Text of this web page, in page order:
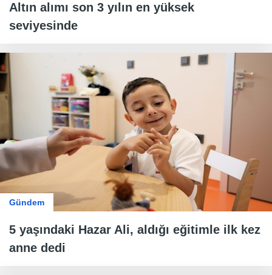
Altın alımı son 3 yılın en yüksek
seviyesinde
Gündem
5 yaşındaki Hazar Ali, aldığı eğitimle ilk kez
anne dedi